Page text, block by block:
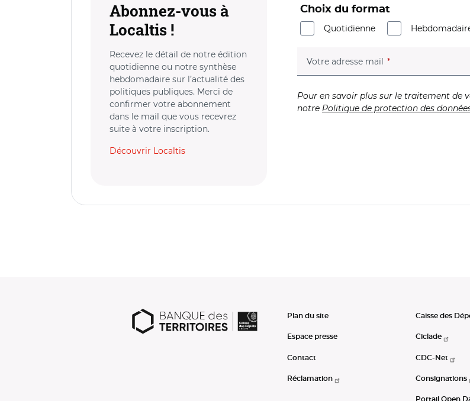
Abonnez-vous à
Localtis !
Recevez le détail de notre édition
quotidienne ou notre synthèse
hebdomadaire sur l’actualité des
politiques publiques. Merci de
confirmer votre abonnement
dans le mail que vous recevrez
suite à votre inscription.
Découvrir Localtis
Choix du format
Quotidienne
Votre adresse mail (champ obligatoire)
Pour en savoir plus sur le traitement de
notre Politique de protection des
Plan du site
Espace presse
Contact
Réclamation
Caisse des
Ciclade
CDC-Net
Consignations
Portail Open